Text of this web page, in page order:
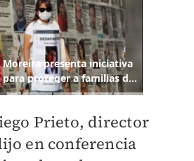
Prieto, director
en conferencia